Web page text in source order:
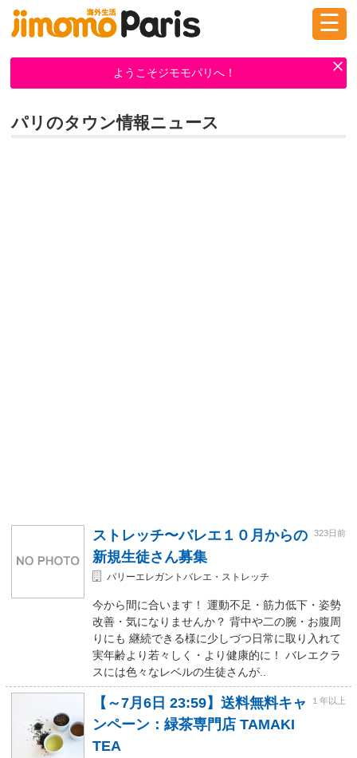
ログイン 新規登録
掲示板 タウン情報 教えて！
☰
ようこそジモモパリへ！
パリのタウン情報ニュース
ストレッチ〜バレエ１０月からの
新規生徒さん募集
323日前
パリーエレガントバレエ・ストレッチ
今から間に合います！ 運動不足・筋力低下・姿勢
改善・気になりませんか？ 背中や二の腕・お腹周
りにも 継続できる様に少しづつ日常に取り入れて
実年齢より若々しく・より健康的に！ バレエクラ
スには色々なレベルの生徒さんが..
【～7月6日 23:59】送料無料キャ
ンペーン：緑茶専門店 TAMAKI
TEA
１年以上